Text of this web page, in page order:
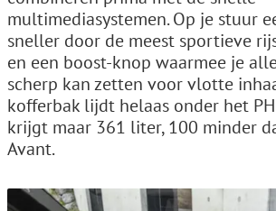
multimediasystemen. Op je stuur
sneller door de meest sportieve
en een boost-knop waarmee je
scherp kan zetten voor vlotte
kofferbak lijdt helaas onder het
krijgt maar 361 liter, 100 minder
Avant.